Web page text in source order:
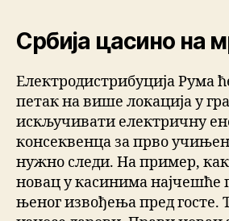
Србија цасино на
Електродистрибуција Рума
петак на више локација у
искључивати електричну
консеквенца за прво
нужно следи. На пример,
новац у касинима најчешће
њеног извођења пред госте.